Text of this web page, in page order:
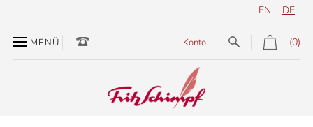
DE
EN
MENÜ (0)
Konto